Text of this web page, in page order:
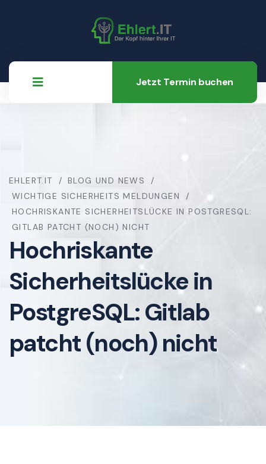
Jetzt Termin buchen
EHLERT.IT
BLOG UND NEWS
WICHTIGE SICHERHEITS MELDUNGEN
HOCHRISKANTE SICHERHEITSLÜCKE IN POSTGRESQL:
GITLAB PATCHT (NOCH) NICHT
Hochriskante
Sicherheitslücke in
PostgreSQL: Gitlab
patcht (noch) nicht